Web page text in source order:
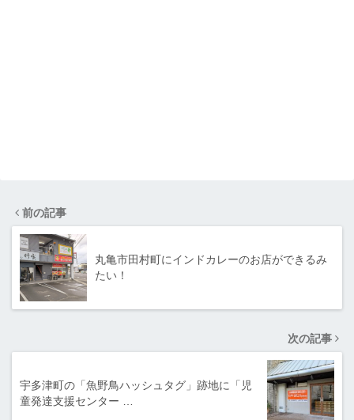
前の記事
丸亀市田村町にインドカレーのお店ができるみ
たい！
次の記事
宇多津町の「魚野鳥ハッシュタグ」跡地に「児
童発達支援センター …